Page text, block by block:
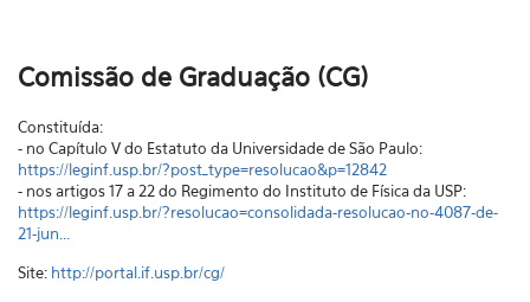
Comissão de Graduação (CG)
Constituída:
- no Capítulo V do Estatuto da Universidade de São Paulo:
https://leginf.usp.br/?post_type=resolucao&p=12842
- nos artigos 17 a 22 do Regimento do Instituto de Física da USP:
https://leginf.usp.br/?resolucao=consolidada-resolucao-no-4087-de-
21-jun...
Site: http://portal.if.usp.br/cg/